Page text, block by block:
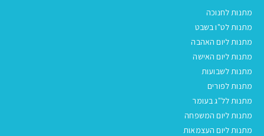
מתנות לחנוכה
מתנות לט"ו בשבט
מתנות ליום האהבה
מתנות ליום האישה
מתנות לשבועות
מתנות לפורים
מתנות לל"ג בעומר
מתנות ליום המשפחה
מתנות ליום העצמאות